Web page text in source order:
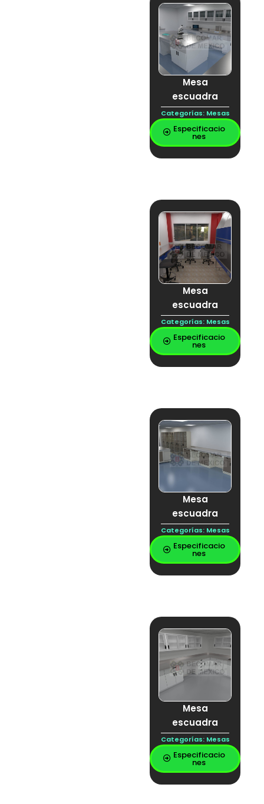
Mesa
escuadra
Categorías: Mesas
Especificacio
nes
Mesa
escuadra
Categorías: Mesas
Especificacio
nes
Mesa
escuadra
Categorías: Mesas
Especificacio
nes
Mesa
escuadra
Categorías: Mesas
Especificacio
nes